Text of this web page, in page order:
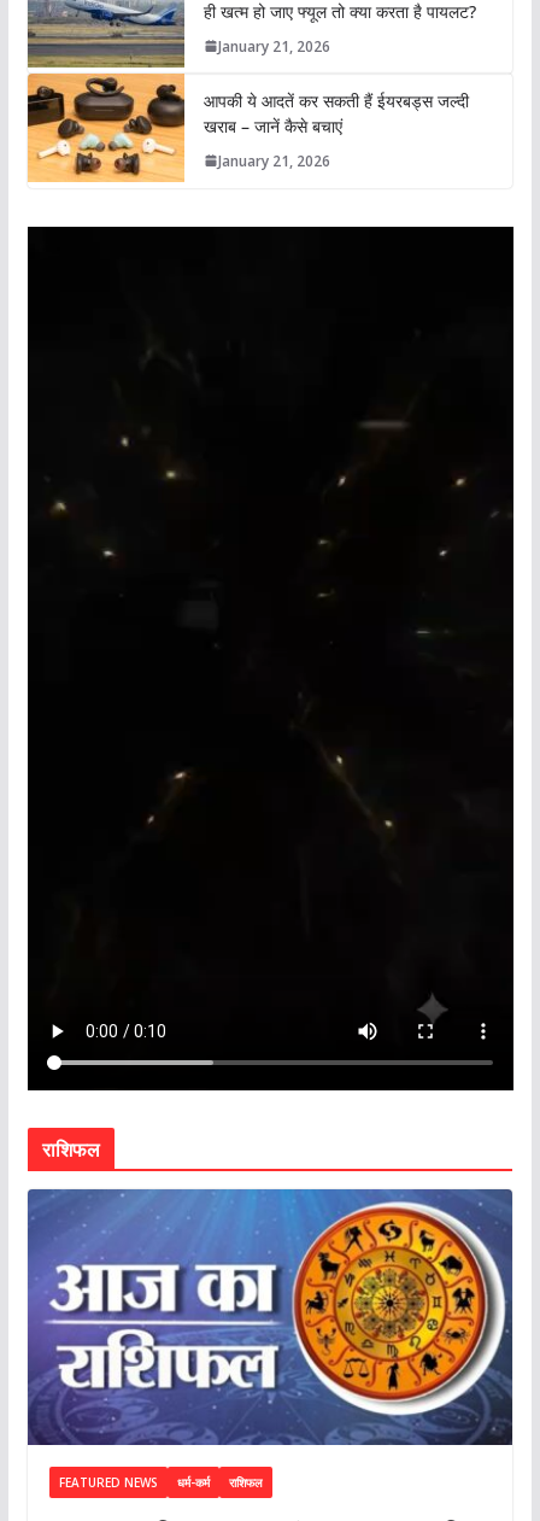
ही खत्म हो जाए फ्यूल तो क्या करता है पायलट?
January 21, 2026
आपकी ये आदतें कर सकती हैं ईयरबड्स जल्दी
खराब – जानें कैसे बचाएं
January 21, 2026
राशिफल
FEATURED NEWS धर्म-कर्म राशिफल